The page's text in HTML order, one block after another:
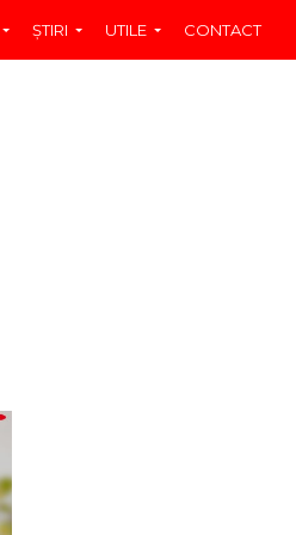
ŞTIRI UTILE CONTACT